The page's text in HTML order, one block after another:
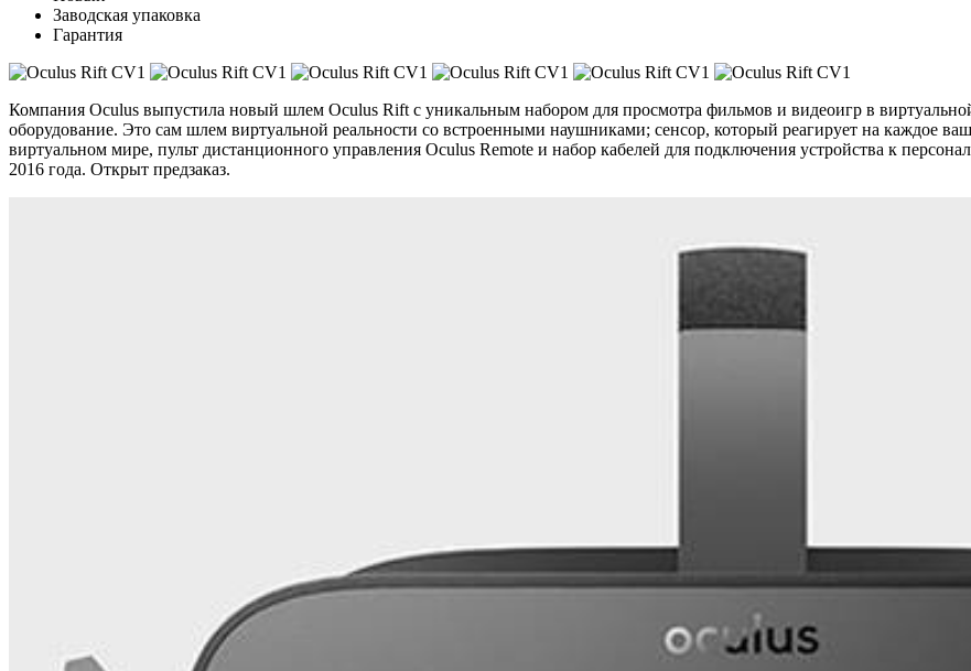
Заводская упаковка
Гарантия
Компания Oculus выпустила новый шлем Oculus Rift с уникальным набором для просмотра фильмов и видеоигр в
оборудование. Это сам шлем виртуальной реальности со встроенными наушниками; сенсор, который реагирует на каждое
виртуальном мире, пульт дистанционного управления Oculus Remote и набор кабелей для подключения устройства к
2016 года. Открыт предзаказ.